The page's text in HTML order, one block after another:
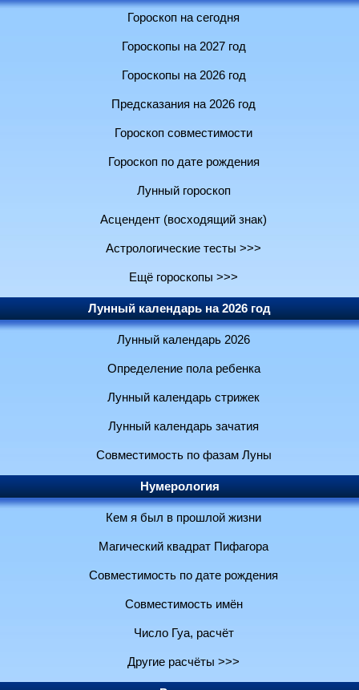
Гороскоп на сегодня
Гороскопы на 2027 год
Гороскопы на 2026 год
Предсказания на 2026 год
Гороскоп совместимости
Гороскоп по дате рождения
Лунный гороскоп
Асцендент (восходящий знак)
Астрологические тесты >>>
Ещё гороскопы >>>
Лунный календарь на 2026 год
Лунный календарь 2026
Определение пола ребенка
Лунный календарь стрижек
Лунный календарь зачатия
Совместимость по фазам Луны
Нумерология
Кем я был в прошлой жизни
Магический квадрат Пифагора
Совместимость по дате рождения
Совместимость имён
Число Гуа, расчёт
Другие расчёты >>>